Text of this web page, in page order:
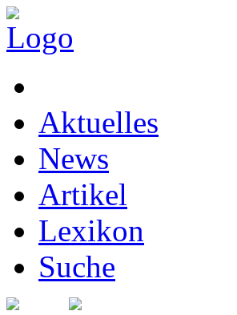
Aktuelles
News
Artikel
Lexikon
Suche